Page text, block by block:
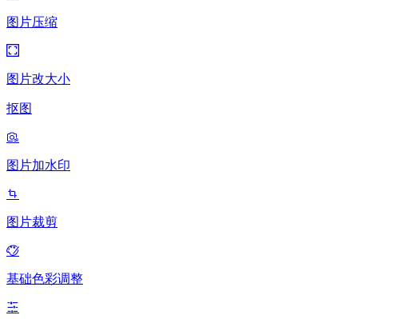
图片压缩
图片改大小
抠图
图片加水印
图片裁剪
基础色彩调整